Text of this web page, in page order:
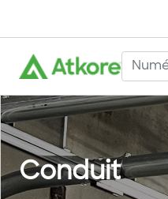
Conduit